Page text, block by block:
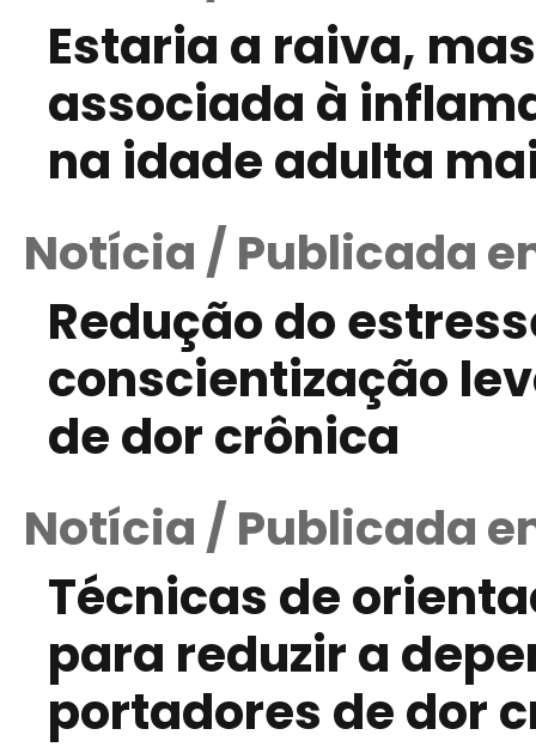
Estaria a raiva,
associada à
na idade adulta
Notícia / Publicada
Redução do
conscientização
de dor crônica
Notícia / Publicada
Técnicas de
para reduzir a
portadores de dor